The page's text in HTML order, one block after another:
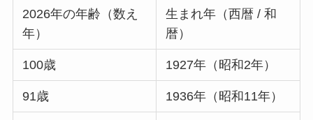
2026年の年齢（数え
年）
生まれ年（西暦 / 和
暦）
100歳 1927年（昭和2年）
91歳 1936年（昭和11年）